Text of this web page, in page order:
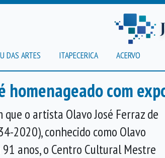
DAS ARTES ITAPECERICA ACERVO
homenageado com
que o artista Olavo José Ferraz de
2020), conhecido como Olavo
anos, o Centro Cultural Mestre